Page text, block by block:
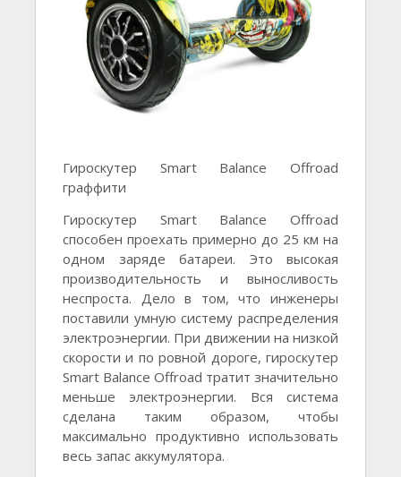
Гироскутер Smart Balance Offroad
граффити
Гироскутер Smart Balance Offroad
способен проехать примерно до 25 км на
одном заряде батареи. Это высокая
производительность и выносливость
неспроста. Дело в том, что инженеры
поставили умную систему распределения
электроэнергии. При движении на низкой
скорости и по ровной дороге, гироскутер
Smart Balance Offroad тратит значительно
меньше электроэнергии. Вся система
сделана таким образом, чтобы
максимально продуктивно использовать
весь запас аккумулятора.